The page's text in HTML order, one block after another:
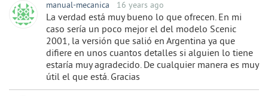
manual-mecanica 16 years ago
La verdad está muy bueno lo que ofrecen. En mi
caso sería un poco mejor el del modelo Scenic
2001, la versión que salió en Argentina ya que
difiere en unos cuantos detalles si alguien lo tiene
estaría muy agradecido. De cualquier manera es muy
útil el que está. Gracias